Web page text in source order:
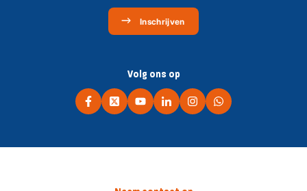
Inschrijven
Volg ons op